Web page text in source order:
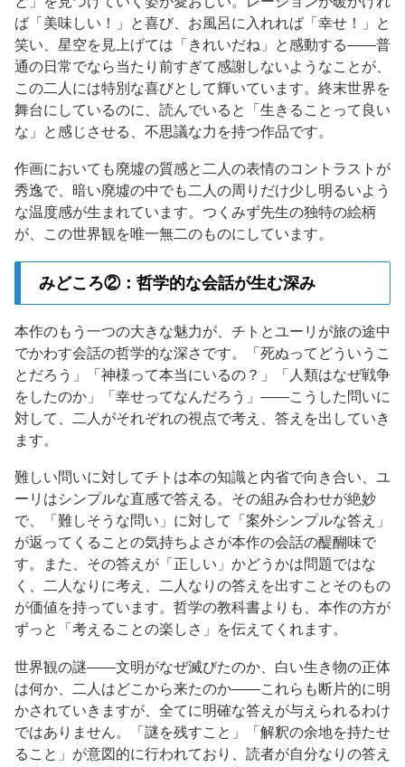
ば「美味しい！」と喜び、お風呂に入れれば「幸せ！」と
笑い、星空を見上げては「きれいだね」と感動する——普
通の日常でなら当たり前すぎて感謝しないようなことが、
この二人には特別な喜びとして輝いています。終末世界を
舞台にしているのに、読んでいると「生きることって良い
な」と感じさせる、不思議な力を持つ作品です。
作画においても廃墟の質感と二人の表情のコントラストが
秀逸で、暗い廃墟の中でも二人の周りだけ少し明るいよう
な温度感が生まれています。つくみず先生の独特の絵柄
が、この世界観を唯一無二のものにしています。
みどころ②：哲学的な会話が生む深み
本作のもう一つの大きな魅力が、チトとユーリが旅の途中
でかわす会話の哲学的な深さです。「死ぬってどういうこ
とだろう」「神様って本当にいるの？」「人類はなぜ戦争
をしたのか」「幸せってなんだろう」——こうした問いに
対して、二人がそれぞれの視点で考え、答えを出していき
ます。
難しい問いに対してチトは本の知識と内省で向き合い、ユ
ーリはシンプルな直感で答える。その組み合わせが絶妙
で、「難しそうな問い」に対して「案外シンプルな答え」
が返ってくることの気持ちよさが本作の会話の醍醐味で
す。また、その答えが「正しい」かどうかは問題ではな
く、二人なりに考え、二人なりの答えを出すことそのもの
が価値を持っています。哲学の教科書よりも、本作の方が
ずっと「考えることの楽しさ」を伝えてくれます。
世界観の謎——文明がなぜ滅びたのか、白い生き物の正体
は何か、二人はどこから来たのか——これらも断片的に明
かされていきますが、全てに明確な答えが与えられるわけ
ではありません。「謎を残すこと」「解釈の余地を持たせ
ること」が意図的に行われており、読者が自分なりの答え